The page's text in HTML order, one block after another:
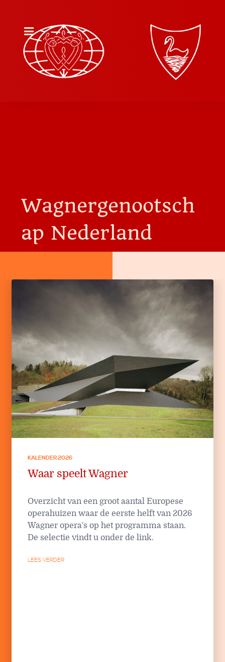
Wagnergenootsch
ap Nederland
KALENDER 2026
Waar speelt Wagner
Overzicht van een groot aantal Europese
operahuizen waar de eerste helft van 2026
Wagner opera's op het programma staan.
De selectie vindt u onder de link.
LEES VERDER